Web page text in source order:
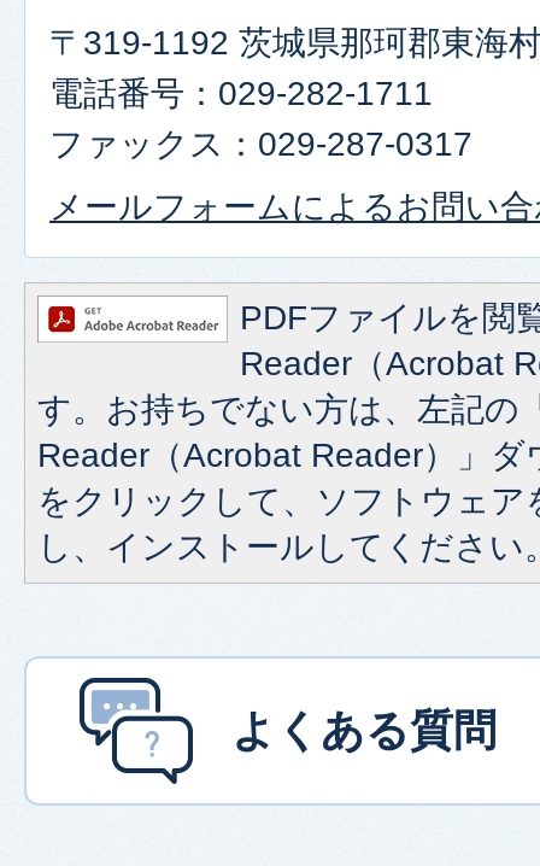
〒319-1192 茨城県那珂郡東海
電話番号：029-282-1711
ファックス：029-287-0317
メールフォームによるお問い
PDFファイルを閲
Reader（Acrobat
す。お持ちでない方は、左記の
Reader（Acrobat Reader）」
をクリックして、ソフトウェア
し、インストールしてください
よくある質問